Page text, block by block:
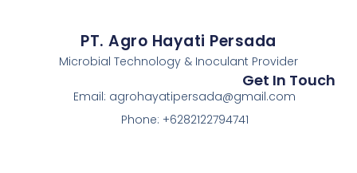
PT. Agro Hayati Persada
Microbial Technology & Inoculant Provider
Get In Touch
Email: agrohayatipersada@gmail.com
Phone: +6282122794741